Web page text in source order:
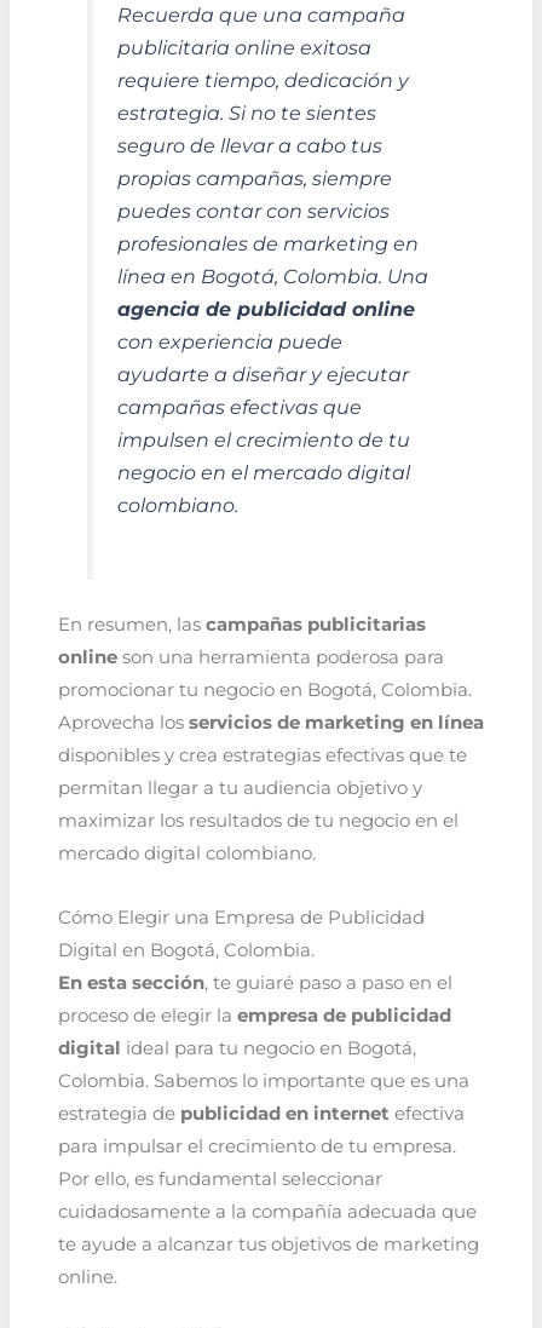
Recuerda que una campaña
publicitaria online exitosa
requiere tiempo, dedicación y
estrategia. Si no te sientes
seguro de llevar a cabo tus
propias campañas, siempre
puedes contar con servicios
profesionales de marketing en
línea en Bogotá, Colombia. Una
agencia de publicidad online
con experiencia puede
ayudarte a diseñar y ejecutar
campañas efectivas que
impulsen el crecimiento de tu
negocio en el mercado digital
colombiano.
En resumen, las campañas publicitarias
onlineson una herramienta poderosa para
promocionar tu negocio en Bogotá, Colombia.
Aprovecha los servicios de marketing en línea
disponibles y crea estrategias efectivas que te
permitan llegar a tu audiencia objetivo y
maximizar los resultados de tu negocio en el
mercado digital colombiano.
Cómo Elegir una Empresa de Publicidad
Digital en Bogotá, Colombia.
En esta sección, te guiaré paso a paso en el
proceso de elegir la empresa de publicidad
digital ideal para tu negocio en Bogotá,
Colombia. Sabemos lo importante que es una
estrategia de publicidad en internet efectiva
para impulsar el crecimiento de tu empresa.
Por ello, es fundamental seleccionar
cuidadosamente a la compañía adecuada que
te ayude a alcanzar tus objetivos de marketing
online.